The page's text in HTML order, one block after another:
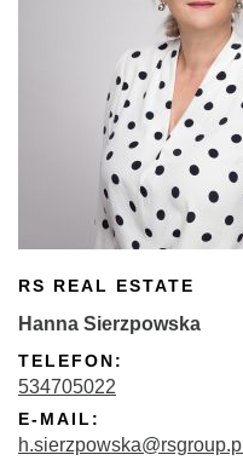
RS REAL ESTATE
Hanna Sierzpowska
TELEFON:
534705022
E-MAIL:
h.sierzpowska@rsgroup.pl